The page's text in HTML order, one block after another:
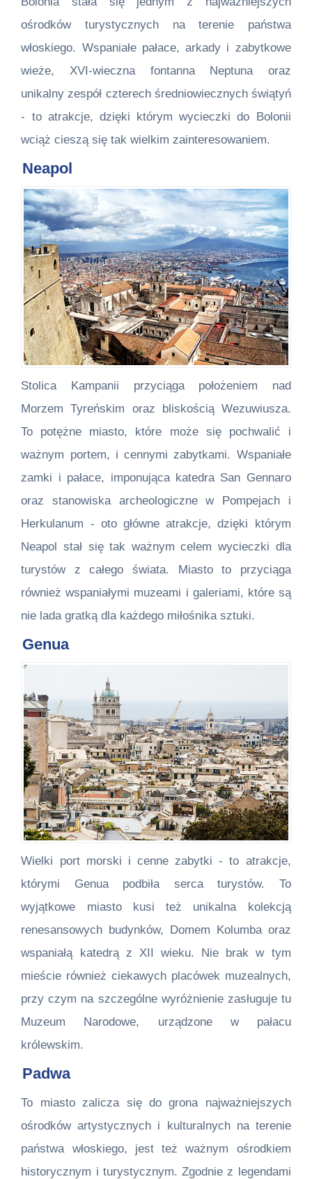
ośrodków turystycznych na terenie państwa
włoskiego. Wspaniałe pałace, arkady i zabytkowe
wieże, XVI-wieczna fontanna Neptuna oraz
unikalny zespół czterech średniowiecznych świątyń
- to atrakcje, dzięki którym wycieczki do Bolonii
wciąż cieszą się tak wielkim zainteresowaniem.
Neapol
Stolica Kampanii przyciąga położeniem nad
Morzem Tyreńskim oraz bliskością Wezuwiusza.
To potężne miasto, które może się pochwalić i
ważnym portem, i cennymi zabytkami. Wspaniałe
zamki i pałace, imponująca katedra San Gennaro
oraz stanowiska archeologiczne w Pompejach i
Herkulanum - oto główne atrakcje, dzięki którym
Neapol stał się tak ważnym celem wycieczki dla
turystów z całego świata. Miasto to przyciąga
również wspaniałymi muzeami i galeriami, które są
nie lada gratką dla każdego miłośnika sztuki.
Genua
Wielki port morski i cenne zabytki - to atrakcje,
którymi Genua podbiła serca turystów. To
wyjątkowe miasto kusi też unikalna kolekcją
renesansowych budynków, Domem Kolumba oraz
wspaniałą katedrą z XII wieku. Nie brak w tym
mieście również ciekawych placówek muzealnych,
przy czym na szczególne wyróżnienie zasługuje tu
Muzeum Narodowe, urządzone w pałacu
królewskim.
Padwa
To miasto zalicza się do grona najważniejszych
ośrodków artystycznych i kulturalnych na terenie
państwa włoskiego, jest też ważnym ośrodkiem
historycznym i turystycznym. Zgodnie z legendami